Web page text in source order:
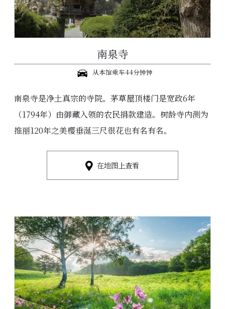
南泉寺
从本馆乘车44分钟钟
南泉寺是净土真宗的寺院。茅草屋顶楼门是宽政6年
（1794年）由御藏入领的农民捐款建造。树龄寺内测为
推丽120年之美樱垂涎三尺很花也有名有名。
在地图上查看